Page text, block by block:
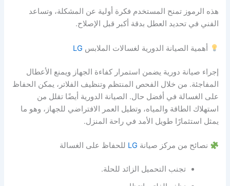
هذه الرموز تمنح المستخدم فكرة أولية عن المشكلة، وتساعد
الفني في تحديد العطل بدقة أكبر قبل الإصلاح.
أهمية الصيانة الدورية لغسالات الملابس LG
إجراء صيانة دورية يضمن استمرار كفاءة الجهاز ويمنع الأعطال
المفاجئة. من خلال الفحص المنتظم وتنظيف الفلاتر، يمكن الحفاظ
على الغسالة في أفضل حال. الصيانة الدورية أيضًا تقلل من
استهلاك الطاقة والمياه، وتطيل العمر الافتراضي للجهاز، وهو ما
يمثل استثمارًا طويل الأمد في راحة المنزل.
نصائح من مركز صيانة LG للحفاظ على الغسالة
تجنب التحميل الزائد للحلة.